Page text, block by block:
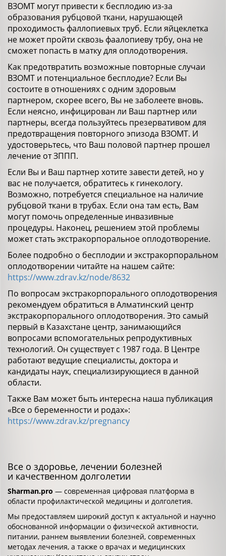
ВЗОМТ могут привести к бесплодию из-за
образования рубцовой ткани, нарушающей
проходимость фаллопиевых труб. Если яйцеклетка
не может пройти сквозь фаалопиеву трбу, она не
сможет попасть в матку для оплодотворения.
Как предотвратить возможные повторные случаи
ВЗОМТ и потенциальное бесплодие? Если Вы
состоите в отношениях с одним здоровым
партнером, скорее всего, Вы не заболеете вновь.
Если неясно, инфицирован ли Ваш партнер или
партнеры, всегда пользуйтесь презервативом для
предотвращения повторного эпизода ВЗОМТ. И
удостоверьтесь, что Ваш половой партнер прошел
лечение от ЗППП.
Если Вы и Ваш партнер хотите завести детей, но у
вас не получается, обратитесь к гинекологу.
Возможно, потребуется специальное на наличие
рубцовой ткани в трубах. Если она там есть, Вам
могут помочь определенные инвазивные
процедуры. Наконец, решением этой проблемы
может стать экстракорпоральное оплодотворение.
Более подробно о бесплодии и экстракорпоральном
оплодотворении читайте на нашем сайте:
https://www.zdrav.kz/node/8632
По вопросам экстракорпорального оплодотворения
рекомендуем обратиться в Алматинский центр
экстракорпорального оплодотворения. Это самый
первый в Казахстане центр, занимающийся
вопросами вспомогательных репродуктивных
технологий. Он существует с 1987 года. В Центре
работают ведущие специалисты, доктора и
кандидаты наук, специализирующиеся в данной
области.
Также Вам может быть интересна наша публикация
«Все о беременности и родах»:
https://www.zdrav.kz/pregnancy
Все о здоровье, лечении болезней
и качественном долголетии
Sharman.pro — современная цифровая платформа в
области профилактической медицины и долголетия.
Мы предоставляем широкий доступ к актуальной и научно
обоснованной информации о физической активности,
питании, раннем выявлении болезней, современных
методах лечения, а также о врачах и медицинских